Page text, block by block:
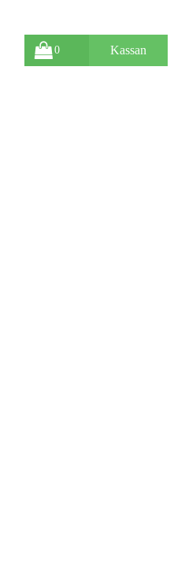
0 Kassan